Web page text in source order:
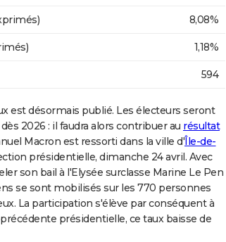
8,08%
1,18%
594
est désormais publié. Les électeurs seront
2026 : il faudra alors contribuer au résultat
Macron est ressorti dans la ville d' Île-de-
présidentielle, dimanche 24 avril. Avec
son bail à l'Elysée surclasse Marine Le Pen
se sont mobilisés sur les 770 personnes
La participation s'élève par conséquent à
présidentielle, ce taux baisse de